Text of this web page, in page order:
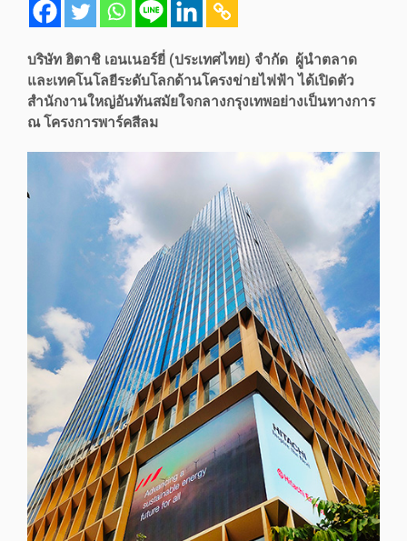
บริษัท ฮิตาชิ เอนเนอร์ยี่ (ประเทศไทย) จำกัด ผู้นำตลาด
และเทคโนโลยีระดับโลกด้านโครงข่ายไฟฟ้า ได้เปิดตัว
สำนักงานใหญ่อันทันสมัยใจกลางกรุงเทพอย่างเป็นทางการ
ณ โครงการพาร์คสีลม